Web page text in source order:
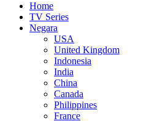
Home
TV Series
Negara
USA
United Kingdom
Indonesia
India
China
Canada
Philippines
France